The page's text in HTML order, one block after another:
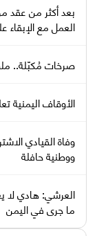
بعد أكثر من عقد
العمل مع الإبقاء
صرخات مُكبّلة..
الأوقاف اليمنية
وفاة القيادي
ووطنية حافلة
العرشي: هادي لا
ما جرى في اليمن